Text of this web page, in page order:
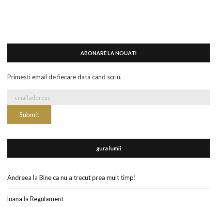
ABONARE LA NOUATI
Primesti email de fiecare data cand scriu.
gura lumii
Andreea la Bine ca nu a trecut prea mult timp!
luana la Regulament